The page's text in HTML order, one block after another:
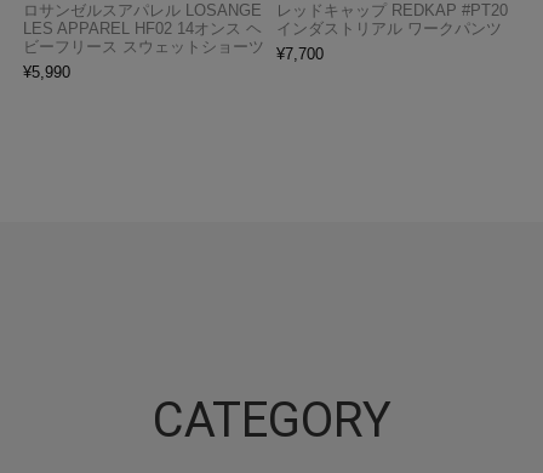
ロサンゼルスアパレル LOSANGE
LES APPAREL HF02 14オンス ヘ
ビーフリース スウェットショーツ
¥5,990
レッドキャップ REDKAP #PT20
インダストリアル ワークパンツ
¥7,700
CATEGORY